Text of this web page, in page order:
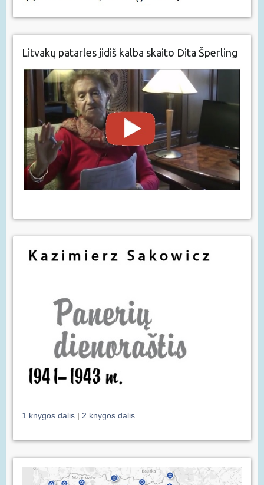
Litvakų patarles jidiš kalba skaito Dita Šperling
1 knygos dalis | 2 knygos dalis